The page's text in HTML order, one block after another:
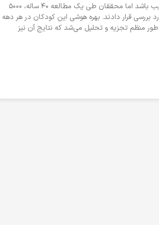
شاید برایتان عجیب باشد اما محققان طی یک مطالعه 40 ساله، 5000
بررسی قرار دادند. بهره هوشی این کودکان در هر دهه
طور منظم تجزیه و تحلیل می‌شد که نتایج آن نیز